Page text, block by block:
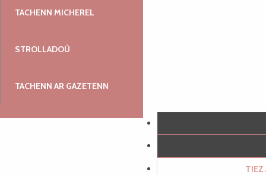
TACHENN MICHEREL
STROLLADOÙ
TACHENN AR GAZETENN